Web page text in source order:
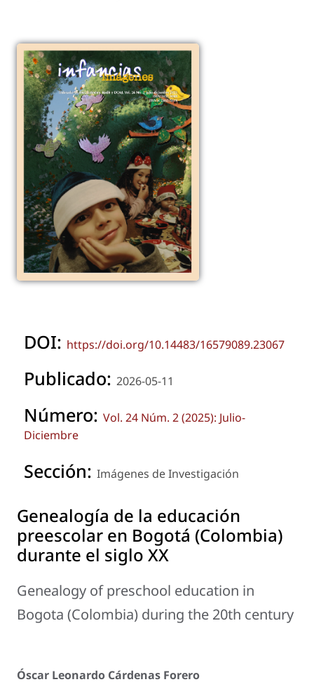
DOI: https://doi.org/10.14483/16579089.23067
Publicado: 2026-05-11
Número: Vol. 24 Núm. 2 (2025): Julio-
Diciembre
Sección: Imágenes de Investigación
Genealogía de la educación
preescolar en Bogotá (Colombia)
durante el siglo XX
Genealogy of preschool education in
Bogota (Colombia) during the 20th century
Óscar Leonardo Cárdenas Forero